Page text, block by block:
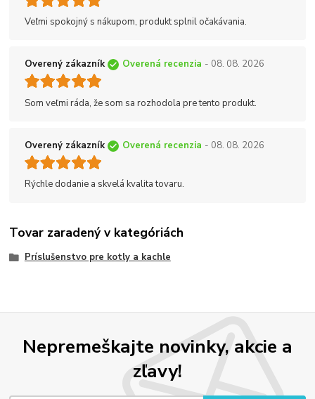
Veľmi spokojný s nákupom, produkt splnil očakávania.
Overený zákazník Overená recenzia - 08. 08. 2026
Som veľmi ráda, že som sa rozhodola pre tento produkt.
Overený zákazník Overená recenzia - 08. 08. 2026
Rýchle dodanie a skvelá kvalita tovaru.
Tovar zaradený v kategóriách
Príslušenstvo pre kotly a kachle
Nepremeškajte novinky, akcie a
zľavy!